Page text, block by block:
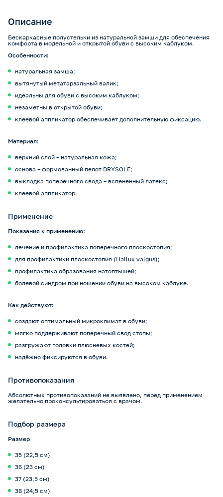
Описание
Бескаркасные полустельки из натуральной замши для обеспечения
комфорта в модельной и открытой обуви с высоким каблуком.
Особенности:
натуральная замша;
вытянутый метатарзальный валик;
идеальны для обуви с высоким каблуком;
незаметны в открытой обуви;
клеевой аппликатор обеспечивает дополнительную фиксацию.
Материал:
верхний слой – натуральная кожа;
основа – формованный пелот DRYSOLE;
выкладка поперечного свода – вспененный латекс;
клеевой аппликатор.
Применение
Показания к применению:
лечение и профилактика поперечного плоскостопия;
для профилактики плоскостопия (Hallux valgus);
профилактика образования натоптышей;
болевой синдром при ношении обуви на высоком каблуке.
Как действуют:
создают оптимальный микроклимат в обуви;
мягко поддерживают поперечный свод стопы;
разгружают головки плюсневых костей;
надёжно фиксируются в обуви.
Противопоказания
Абсолютных противопоказаний не выявлено, перед применением
желательно проконсультироваться с врачом.
Подбор размера
Размер
35 (22,5 см)
36 (23 см)
37 (23,5 см)
38 (24,5 см)